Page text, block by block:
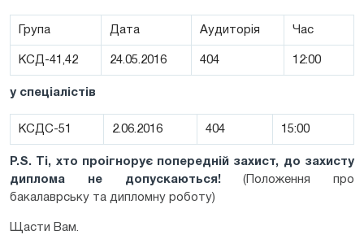
Група Дата Аудиторія Час
КСД-41,42 24.05.2016 404 12:00
у спеціалістів
КСДС-51 2.06.2016 404 15:00
P.S. Ті, хто проігнорує попередній захист, до захисту
диплома не допускаються!(Положення про
бакалаврську та дипломну роботу)
Щасти Вам.